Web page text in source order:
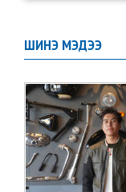
ШИНЭ МЭДЭЭ